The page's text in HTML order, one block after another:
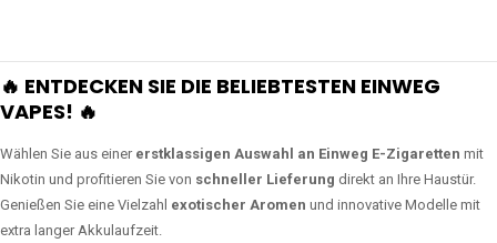
🔥 ENTDECKEN SIE DIE BELIEBTESTEN EINWEG
VAPES! 🔥
Wählen Sie aus einer erstklassigen Auswahl an Einweg E-Zigaretten mit
Nikotin und profitieren Sie von schneller Lieferung direkt an Ihre Haustür.
Genießen Sie eine Vielzahl exotischer Aromen und innovative Modelle mit
extra langer Akkulaufzeit.